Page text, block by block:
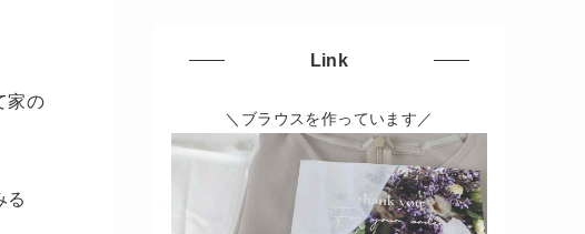
家の
る
Link
＼ブラウスを作っています／